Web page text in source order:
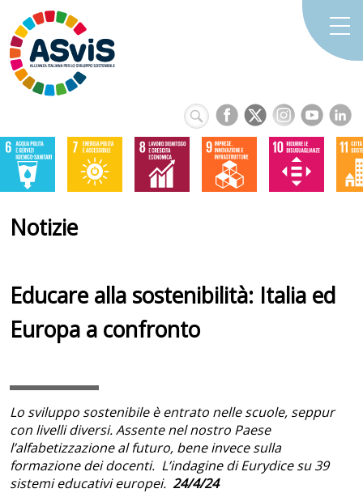
Notizie
Educare alla sostenibilità: Italia ed
Europa a confronto
Lo sviluppo sostenibile è entrato nelle scuole, seppur
con livelli diversi. Assente nel nostro Paese
l’alfabetizzazione al futuro, bene invece sulla
formazione dei docenti. L’indagine di Eurydice su 39
sistemi educativi europei. 24/4/24